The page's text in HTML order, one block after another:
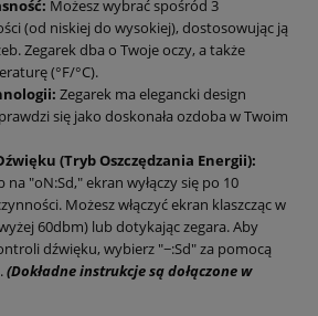
Możesz wybrać spośród 3
(od niskiej do wysokiej), dostosowując ją
Zegarek dba o Twoje oczy, a także
(°F/°C).
Zegarek ma elegancki design
się jako doskonała ozdoba w Twoim
(Tryb Oszczędzania Energii):
na "oN:Sd," ekran wyłączy się po 10
Możesz włączyć ekran klaszcząc w
60dbm) lub dotykając zegara. Aby
dźwięku, wybierz "−:Sd" za pomocą
(Dokładne instrukcje są dołączone w